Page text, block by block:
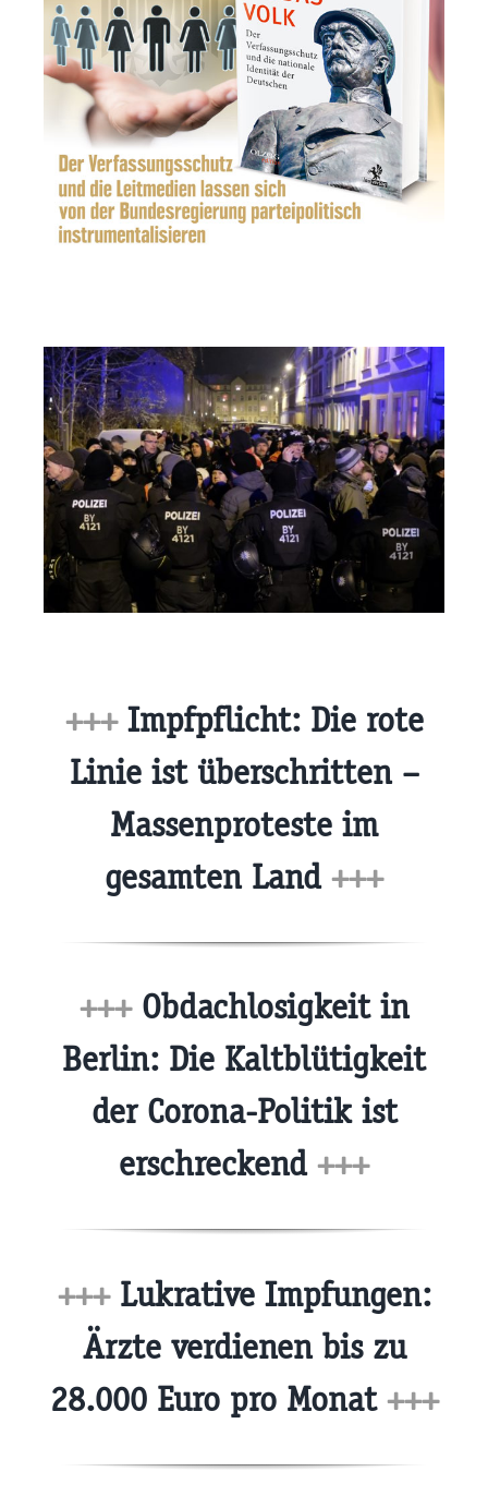
+++Impfpflicht: Die rote
Linie ist überschritten –
Massenproteste im
gesamten Land +++
+++Obdachlosigkeit in
Berlin: Die Kaltblütigkeit
der Corona-Politik ist
erschreckend +++
+++Lukrative Impfungen:
Ärzte verdienen bis zu
28.000 Euro pro Monat +++